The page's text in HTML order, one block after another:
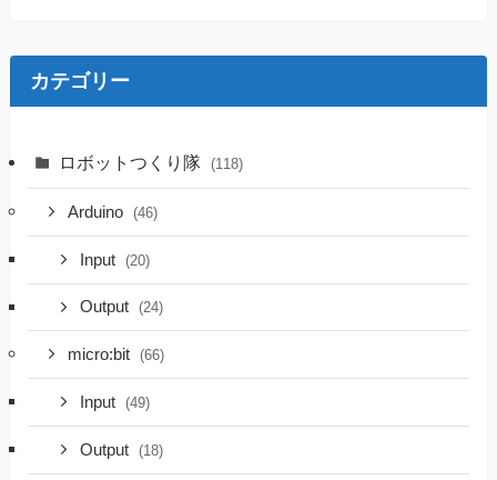
カテゴリー
ロボットつくり隊 (118)
Arduino (46)
Input (20)
Output (24)
micro:bit (66)
Input (49)
Output (18)